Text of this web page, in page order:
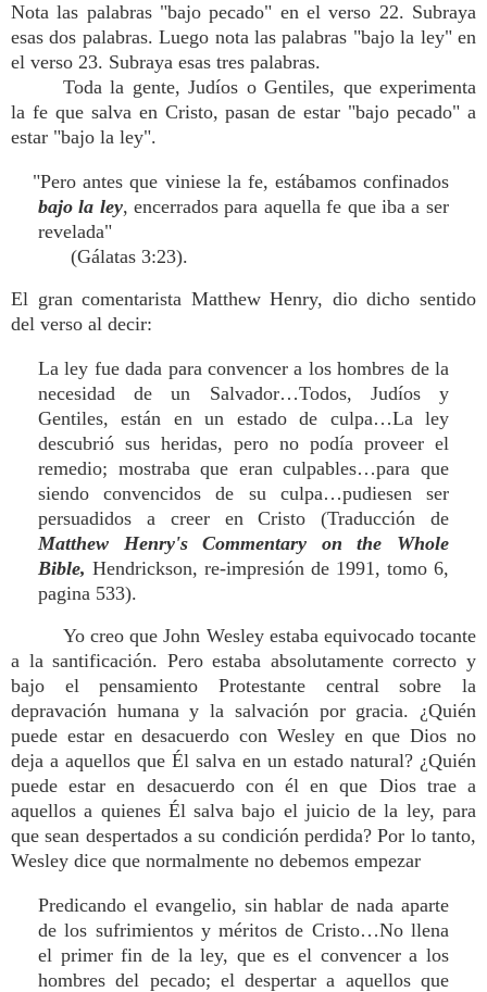
Nota las palabras "bajo pecado" en el verso 22. Subraya
esas dos palabras. Luego nota las palabras "bajo la ley" en
el verso 23. Subraya esas tres palabras.
Toda la gente, Judíos o Gentiles, que experimenta
la fe que salva en Cristo, pasan de estar "bajo pecado" a
estar "bajo la ley".
"Pero antes que viniese la fe, estábamos confinados
bajo la ley, encerrados para aquella fe que iba a ser
revelada"
(Gálatas 3:23).
El gran comentarista Matthew Henry, dio dicho sentido
del verso al decir:
La ley fue dada para convencer a los hombres de la
necesidad de un Salvador…Todos, Judíos y
Gentiles, están en un estado de culpa…La ley
descubrió sus heridas, pero no podía proveer el
remedio; mostraba que eran culpables…para que
siendo convencidos de su culpa…pudiesen ser
persuadidos a creer en Cristo (Traducción de
Matthew Henry's Commentary on the Whole
Bible, Hendrickson, re-impresión de 1991, tomo 6,
pagina 533).
Yo creo que John Wesley estaba equivocado tocante
a la santificación. Pero estaba absolutamente correcto y
bajo el pensamiento Protestante central sobre la
depravación humana y la salvación por gracia. ¿Quién
puede estar en desacuerdo con Wesley en que Dios no
deja a aquellos que Él salva en un estado natural? ¿Quién
puede estar en desacuerdo con él en que Dios trae a
aquellos a quienes Él salva bajo el juicio de la ley, para
que sean despertados a su condición perdida? Por lo tanto,
Wesley dice que normalmente no debemos empezar
Predicando el evangelio, sin hablar de nada aparte
de los sufrimientos y méritos de Cristo…No llena
el primer fin de la ley, que es el convencer a los
hombres del pecado; el despertar a aquellos que